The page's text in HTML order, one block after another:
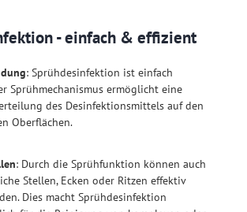
- einfach & effizient
: Sprühdesinfektion ist einfach
Sprühmechanismus ermöglicht eine
des Desinfektionsmittels auf den
Oberflächen.
: Durch die Sprühfunktion können auch
Stellen, Ecken oder Ritzen effektiv
Dies macht Sprühdesinfektion